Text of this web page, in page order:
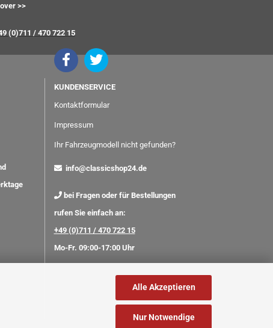
Alle Akzeptieren
Nur Notwendige
>>
(0)711 / 470 722 15
KUNDENSERVICE
Kontaktformular
Impressum
Ihr Fahrzeugmodell nicht gefunden?
info@classicshop24.de
bei Fragen oder für Bestellungen
rufen Sie einfach an:
+49 (0)711 / 470 722 15
Mo-Fr. 09:00-17:00 Uhr